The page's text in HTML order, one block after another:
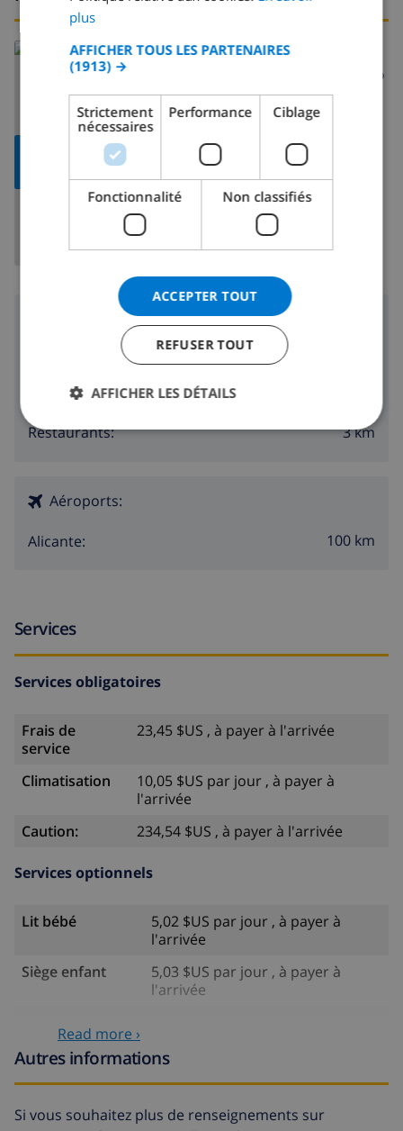
AFFICHER LA
En savoir plus sur:
Montgo
Boutiques:
Restaurants:
3 km
Aéroports:
Alicante: 100 km
Services
Services obligatoires
Frais de
service
23,45 $US , à payer à l'arrivée
Climatisation
10,05 $US par jour , à payer à
l'arrivée
Caution:
234,54 $US , à payer à l'arrivée
Services optionnels
Lit bébé
5,02 $US par jour , à payer à
l'arrivée
Siège enfant
5,03 $US par jour , à payer à
l'arrivée
Eau
inclus
Électricité
inclus
Gaz
inclus
Read more ›
Autres informations
Si vous souhaitez plus de renseignements sur
GERMAN
DANISH
plus
AFFICHER TOUS LES PARTENAIRES
(1913) →
Strictement
nécessaires
Performance Ciblage
Fonctionnalité Non classifiés
ACCEPTER TOUT
REFUSER TOUT
AFFICHER LES DÉTAILS